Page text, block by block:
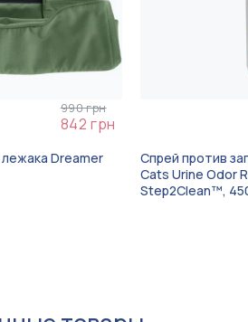
990 грн
842 грн
Dreamer
Спрей против
Cats Urine Odor
Step2Clean™,